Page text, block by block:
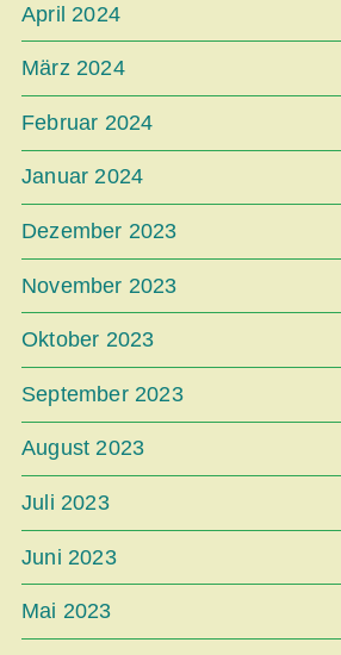
April 2024
März 2024
Februar 2024
Januar 2024
Dezember 2023
November 2023
Oktober 2023
September 2023
August 2023
Juli 2023
Juni 2023
Mai 2023